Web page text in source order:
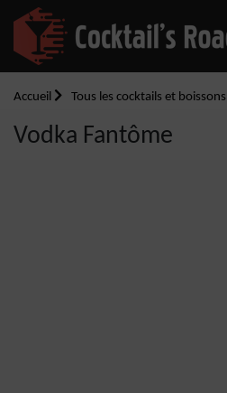
Accueil Tous les cocktails et boissons
Vodka Fantôme